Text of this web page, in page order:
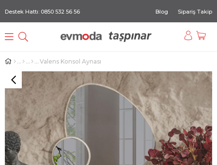
Destek Hattı: 0850 532 56 56 Blog Sipariş Takip
Valens Konsol Aynası